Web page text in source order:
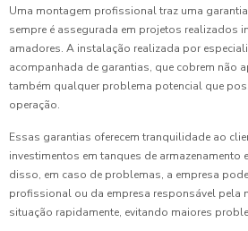
Uma montagem profissional traz uma
sempre é assegurada em projetos realizados
amadores. A instalação realizada por
acompanhada de garantias, que cobrem não
também qualquer problema potencial que
operação.
Essas garantias oferecem tranquilidade ao
investimentos em tanques de
disso, em caso de problemas, a empresa
profissional ou da empresa responsável pela
situação rapidamente, evitando maiores